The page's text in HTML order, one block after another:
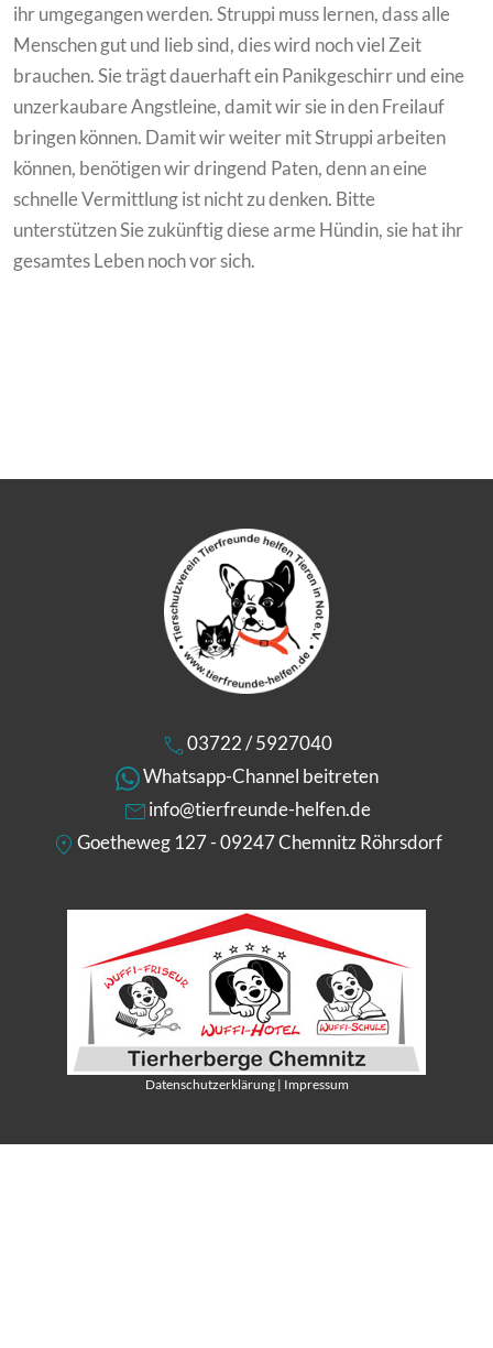
ihr umgegangen werden. Struppi muss lernen, dass alle
Menschen gut und lieb sind, dies wird noch viel Zeit
brauchen. Sie trägt dauerhaft ein Panikgeschirr und eine
unzerkaubare Angstleine, damit wir sie in den Freilauf
bringen können. Damit wir weiter mit Struppi arbeiten
können, benötigen wir dringend Paten, denn an eine
schnelle Vermittlung ist nicht zu denken. Bitte
unterstützen Sie zukünftig diese arme Hündin, sie hat ihr
gesamtes Leben noch vor sich.
03722 / 5927040
Whatsapp-Channel beitreten
info@tierfreunde-helfen.de
Goetheweg 127 - 09247 Chemnitz Röhrsdorf
Datenschutzerklärung| Impressum